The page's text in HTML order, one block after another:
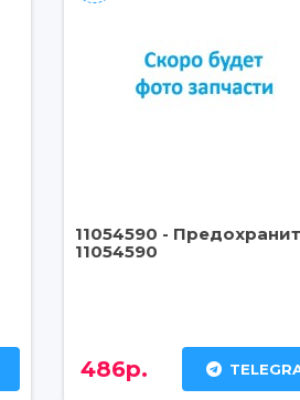
11054590 -
11054590
486р.